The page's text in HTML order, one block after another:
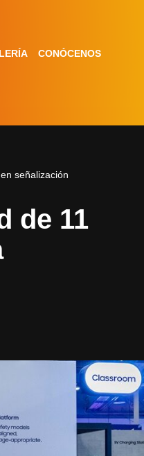
CONÓCENOS
señalización
de 11